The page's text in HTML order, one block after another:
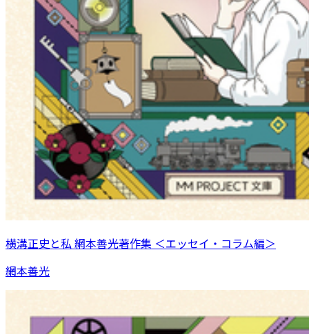
横溝正史と私 網本善光著作集 ＜エッセイ・コラム編＞
網本善光